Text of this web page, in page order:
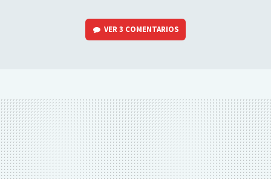
VER3 COMENTARIOS